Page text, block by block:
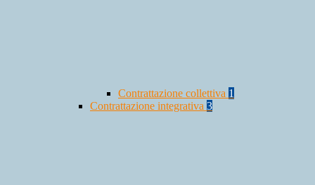
Contrattazione collettiva 1
Contrattazione integrativa 3